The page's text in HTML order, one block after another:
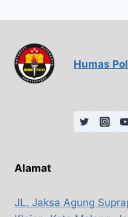
Humas
Alamat
JL. Jaksa Agung